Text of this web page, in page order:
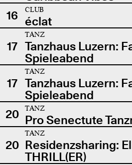
16
CLUB
éclat
17
TANZ
Tanzhaus Luzern:
Spieleabend
17
TANZ
Tanzhaus Luzern:
Spieleabend
20
TANZ
Pro Senectute
20
TANZ
Residenzsharing:
THRILL(ER)